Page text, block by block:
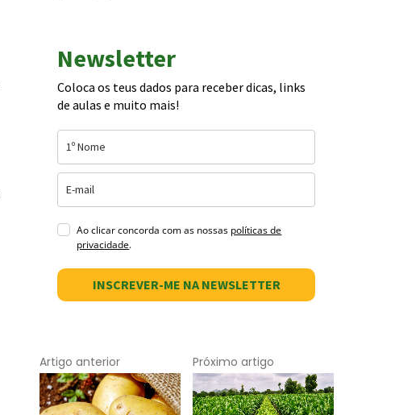
Newsletter
Coloca os teus dados para receber dicas, links
de aulas e muito mais!
Ao clicar concorda com as nossas políticas de
privacidade.
INSCREVER-ME NA NEWSLETTER
Artigo anterior Próximo artigo